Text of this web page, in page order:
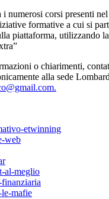
i numerosi corsi presenti
formative a cui si
piattaforma, utilizzando
o chiarimenti,
alla sede
etwinning
web
al-meglio
le-mafie